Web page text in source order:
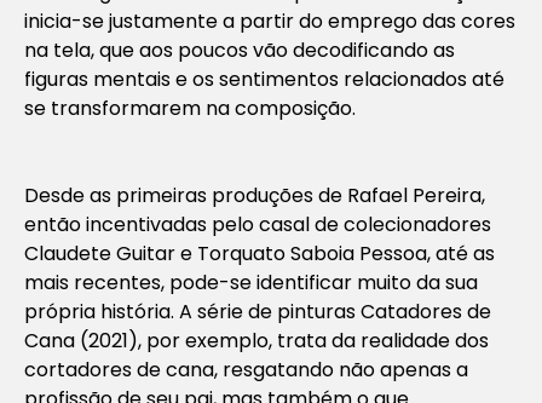
inicia-se justamente a partir do emprego das cores
na tela, que aos poucos vão decodificando as
figuras mentais e os sentimentos relacionados até
se transformarem na composição.
Desde as primeiras produções de Rafael Pereira,
então incentivadas pelo casal de colecionadores
Claudete Guitar e Torquato Saboia Pessoa, até as
mais recentes, pode-se identificar muito da sua
própria história. A série de pinturasCatadores de
Cana (2021), por exemplo, trata da realidade dos
cortadores de cana, resgatando não apenas a